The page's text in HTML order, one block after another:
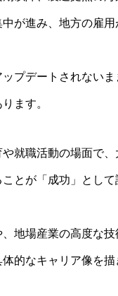
中が進み、地方の雇
プデートされない
ます。
就職活動の場面で、
とが「成功」として
地場産業の高度な
的なキャリア像を